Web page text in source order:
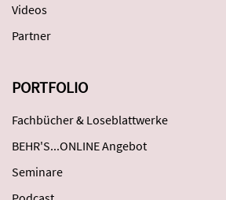
Videos
Partner
PORTFOLIO
Fachbücher & Loseblattwerke
BEHR'S...ONLINE Angebot
Seminare